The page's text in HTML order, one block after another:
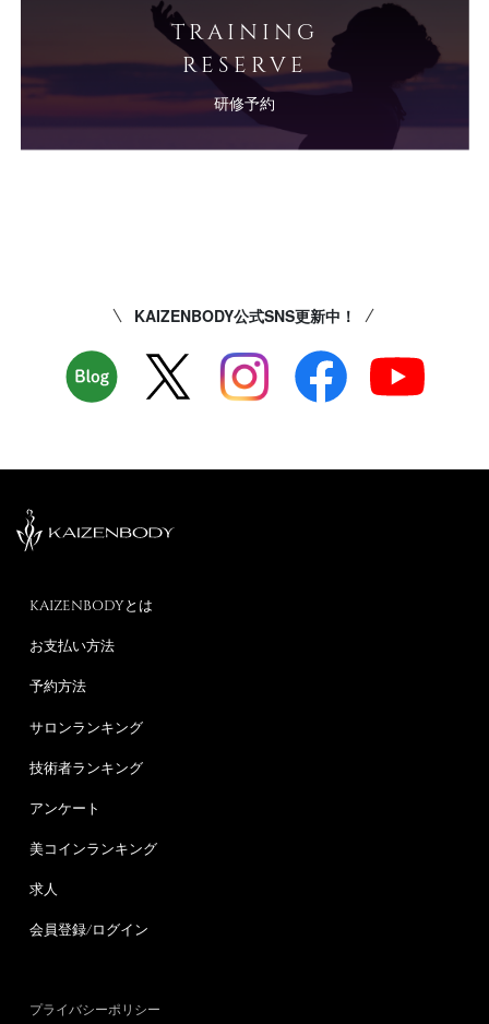
TRAINING
RESERVE
研修予約
KAIZENBODY公式SNS更新中！
KAIZENBODYとは
お支払い方法
予約方法
サロンランキング
技術者ランキング
アンケート
美コインランキング
求人
会員登録/ログイン
プライバシーポリシー